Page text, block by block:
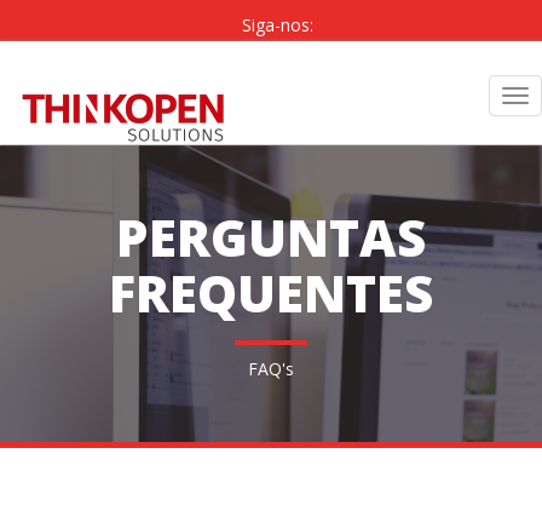
Siga-nos:
PERGUNTAS
FREQUENTES
FAQ's